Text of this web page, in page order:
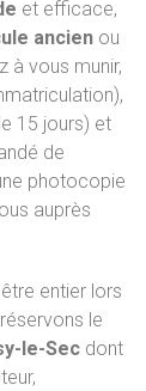
et efficace,
ancien ou
à vous munir,
15 jours) et
de
photocopie
auprès
entier lors
le
le-Sec dont